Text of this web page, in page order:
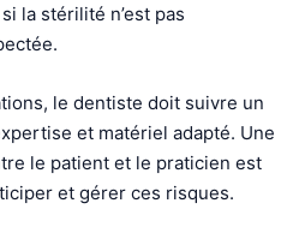
la stérilité n’est pas
le dentiste doit suivre un
et matériel adapté. Une
le patient et le praticien est
et gérer ces risques.